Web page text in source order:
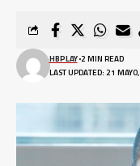
LAST UPDATED: 21
HBPLAY 2 MIN READ